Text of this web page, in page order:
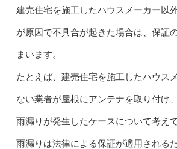
建売住宅を施工したハウスメーカー以
が原因で不具合が起きた場合は、保証
まいます。
たとえば、建売住宅を施工したハウス
ない業者が屋根にアンテナを取り付け
雨漏りが発生したケースについて考え
雨漏りは法律による保証が適用される